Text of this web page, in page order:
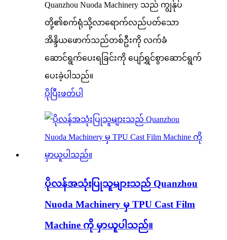
Quanzhou Nuoda Machinery သည် ကျွန်ုပ်
တို့၏စက်ရုံသို့လာရောက်လည်ပတ်သော
အိန္ဒိယဖောက်သည်တစ်ဦးကို လက်ခံ
ဆောင်ရွက်ပေးရခြင်းကို ပျော်ရွှင်စွာဆောင်ရွက်
ပေးခဲ့ပါသည်။
ပိုပြီးဖတ်ပါ
ပိုလန်အသုံးပြုသူများသည် Quanzhou
Nuoda Machinery မှ TPU Cast Film
Machine ကို မှာယူပါသည်။